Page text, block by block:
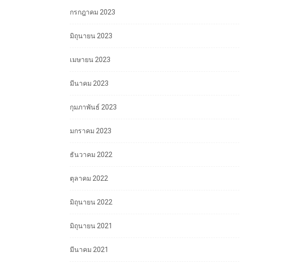
กรกฎาคม 2023
มิถุนายน 2023
เมษายน 2023
มีนาคม 2023
กุมภาพันธ์ 2023
มกราคม 2023
ธันวาคม 2022
ตุลาคม 2022
มิถุนายน 2022
มิถุนายน 2021
มีนาคม 2021